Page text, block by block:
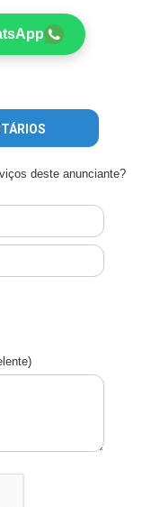
deste anunciante?